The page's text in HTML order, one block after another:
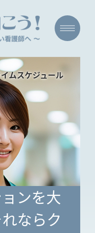
ムスケジュール
ンを大
ならク